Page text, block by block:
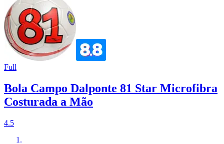
Full
Bola Campo Dalponte 81 Star Microfibra
Costurada a Mão
4.5